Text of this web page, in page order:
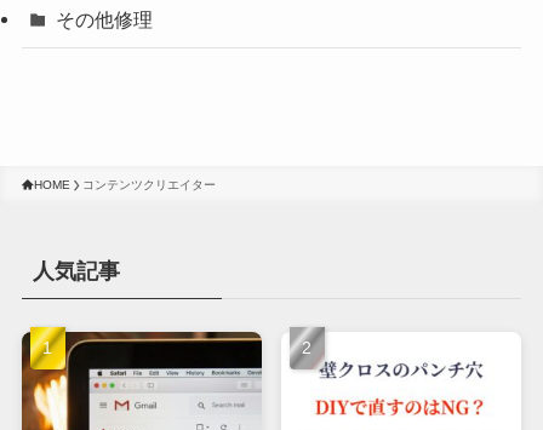
その他修理
HOME コンテンツクリエイター
人気記事